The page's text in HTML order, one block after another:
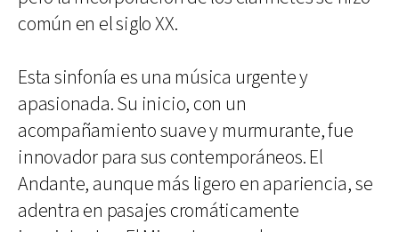
común en el siglo XX.
Esta sinfonía es una música urgente y
apasionada. Su inicio, con un
acompañamiento suave y murmurante, fue
innovador para sus contemporáneos. El
Andante, aunque más ligero en apariencia, se
adentra en pasajes cromáticamente